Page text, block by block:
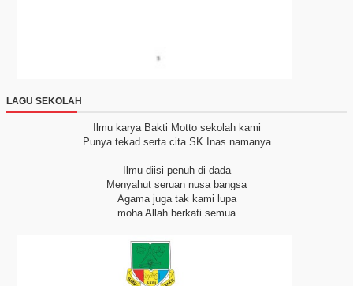
LAGU SEKOLAH
Ilmu karya Bakti Motto sekolah kami
Punya tekad serta cita SK Inas namanya
Ilmu diisi penuh di dada
Menyahut seruan nusa bangsa
Agama juga tak kami lupa
moha Allah berkati semua